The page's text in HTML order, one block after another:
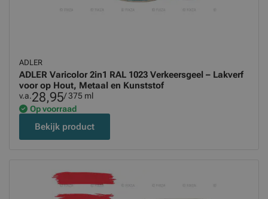
ADLER
ADLER Varicolor 2in1 RAL 1023 Verkeersgeel – Lakverf
voor op Hout, Metaal en Kunststof
v.a.28,95/ 375 ml
Op voorraad
Bekijk product